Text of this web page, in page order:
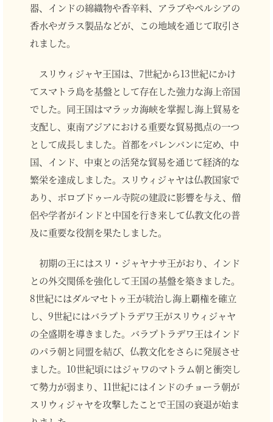
器、インドの綿織物や香辛料、アラブやペルシアの
香水やガラス製品などが、この地域を通じて取引さ
れました。
スリウィジャヤ王国は、7世紀から13世紀にかけ
てスマトラ島を基盤として存在した強力な海上帝国
でした。同王国はマラッカ海峡を掌握し海上貿易を
支配し、東南アジアにおける重要な貿易拠点の一つ
として成長しました。首都をパレンバンに定め、中
国、インド、中東との活発な貿易を通じて経済的な
繁栄を達成しました。スリウィジャヤは仏教国家で
あり、ボロブドゥール寺院の建設に影響を与え、僧
侶や学者がインドと中国を行き来して仏教文化の普
及に重要な役割を果たしました。
初期の王にはスリ・ジャヤナサ王がおり、インド
との外交関係を強化して王国の基盤を築きました。
8世紀にはダルマセトゥ王が統治し海上覇権を確立
し、9世紀にはバラプトラデワ王がスリウィジャヤ
の全盛期を導きました。バラプトラデワ王はインド
のパラ朝と同盟を結び、仏教文化をさらに発展させ
ました。10世紀頃にはジャワのマトラム朝と衝突し
て勢力が弱まり、11世紀にはインドのチョーラ朝が
スリウィジャヤを攻撃したことで王国の衰退が始ま